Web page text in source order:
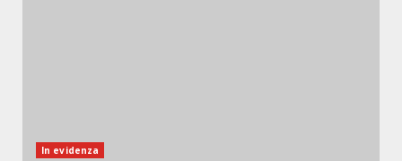
In evidenza